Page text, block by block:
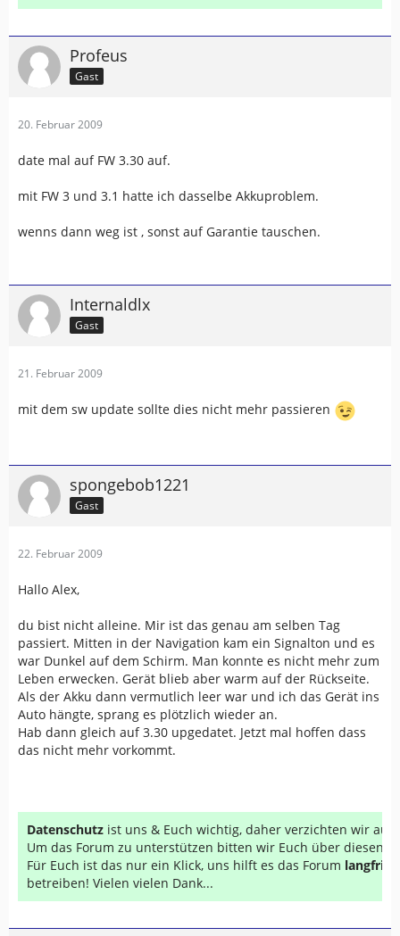
Profeus
Gast
20. Februar 2009
date mal auf FW 3.30 auf.
mit FW 3 und 3.1 hatte ich dasselbe Akkuproblem.
wenns dann weg ist , sonst auf Garantie tauschen.
Internaldlx
Gast
21. Februar 2009
mit dem sw update sollte dies nicht mehr passieren
spongebob1221
Gast
22. Februar 2009
Hallo Alex,
du bist nicht alleine. Mir ist das genau am selben Tag
passiert. Mitten in der Navigation kam ein Signalton und es
war Dunkel auf dem Schirm. Man konnte es nicht mehr zum
Leben erwecken. Gerät blieb aber warm auf der Rückseite.
Als der Akku dann vermutlich leer war und ich das Gerät ins
Auto hängte, sprang es plötzlich wieder an.
Hab dann gleich auf 3.30 upgedatet. Jetzt mal hoffen dass
das nicht mehr vorkommt.
Datenschutz ist uns & Euch wichtig, daher verzichten wir auf
Um das Forum zu unterstützen bitten wir Euch über diesen
Für Euch ist das nur ein Klick, uns hilft es das Forum
betreiben! Vielen vielen Dank...